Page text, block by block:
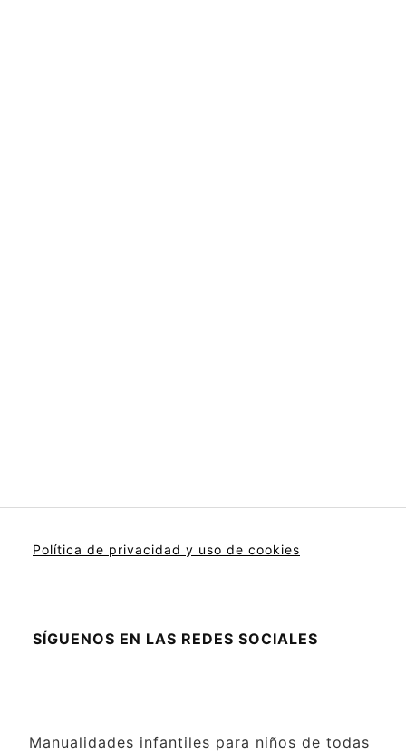
Política de privacidad y uso de cookies
SÍGUENOS EN LAS REDES SOCIALES
Manualidades infantiles para niños de todas